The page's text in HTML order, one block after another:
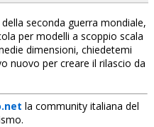
seconda guerra mondiale,
per modelli a scoppio scala
dimensioni, chiedetemi
nuovo per creare il rilascio da
la community italiana del